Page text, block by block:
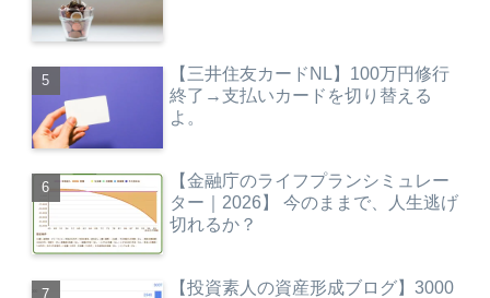
【三井住友カードNL】100万円修行
終了→支払いカードを切り替える
よ。
【金融庁のライフプランシミュレー
ター｜2026】 今のままで、人生逃げ
切れるか？
【投資素人の資産形成ブログ】3000